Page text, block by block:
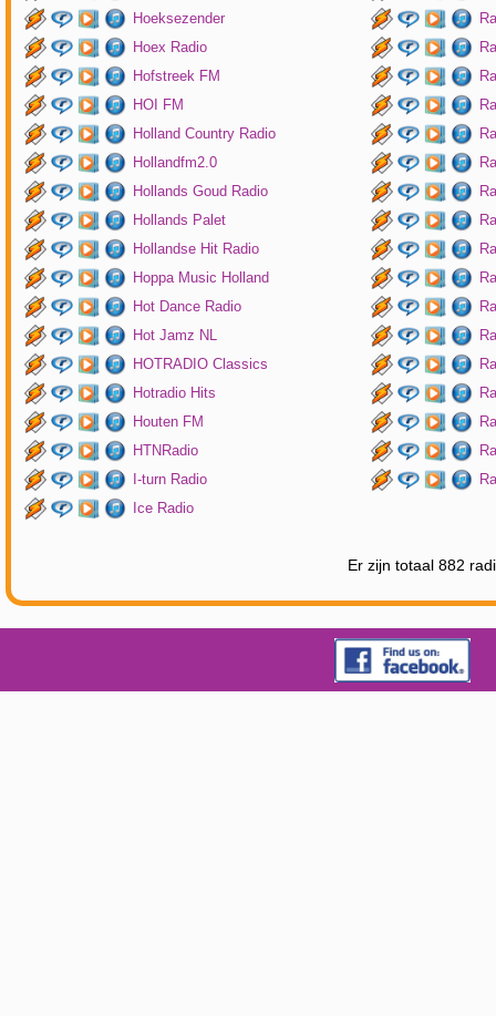
Hoeksezender
Hoex Radio
Hofstreek FM
HOI FM
Holland Country Radio
Hollandfm2.0
Hollands Goud Radio
Hollands Palet
Hollandse Hit Radio
Hoppa Music Holland
Hot Dance Radio
Hot Jamz NL
HOTRADIO Classics
Hotradio Hits
Houten FM
HTNRadio
I-turn Radio
Ice Radio
Er zijn totaal 882